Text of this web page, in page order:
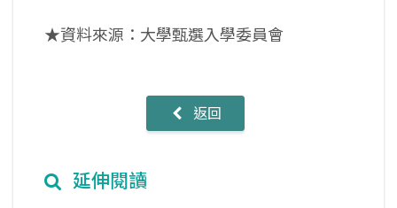
★資料來源：大學甄選入學委員會
返回
延伸閱讀